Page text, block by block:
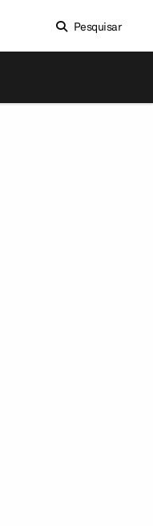
Pesquisar